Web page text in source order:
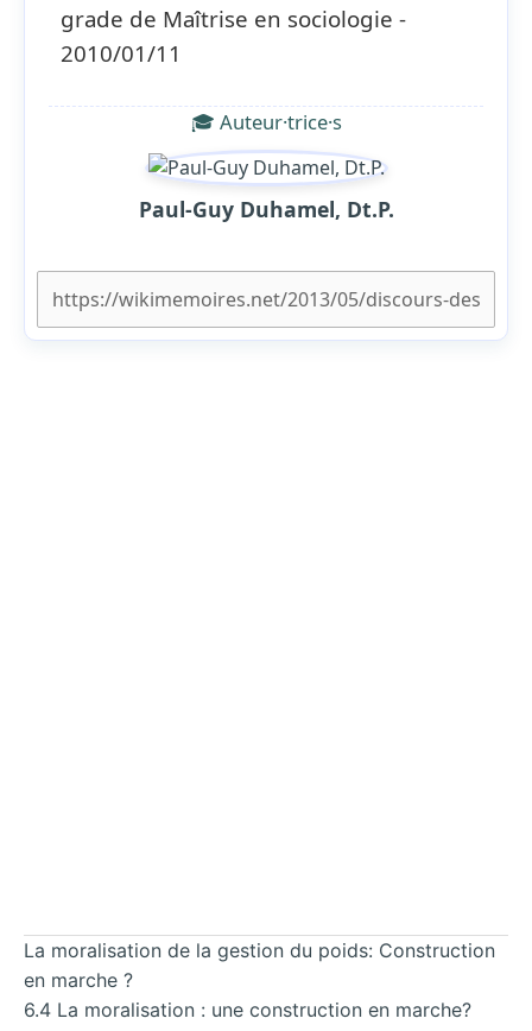
grade de Maîtrise en sociologie -
2010/01/11
🎓 Auteur·trice·s
Paul-Guy Duhamel, Dt.P.
La moralisation de la gestion du poids: Construction
en marche ?
6.4 La moralisation : une construction en marche?